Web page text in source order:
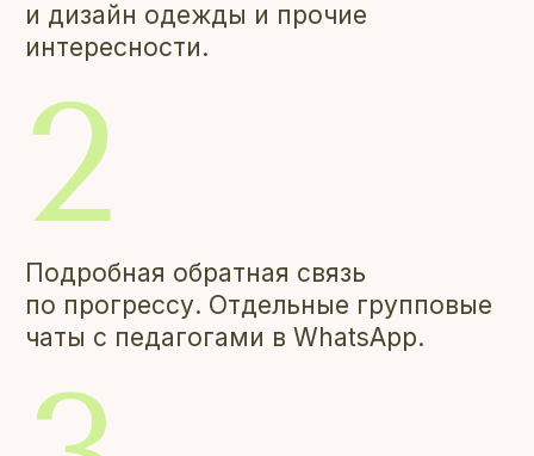
направления
ПРИГЛАШАЕМ
НА ЗАНЯТИЯ
14-17 ЛЕТ
Это можно переключать